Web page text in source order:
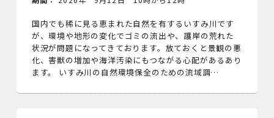
国内でも稀に見る恵まれた自然を有するいすみ川です
が、環境や地形の変化でゴミの流出や、護岸の荒れた
状況が問題になってきております。放ておくと景観の悪
化、害獣の増加や海洋汚染にもつながる心配があるあり
ます。 いすみ川の自然環境保全のための流域調…